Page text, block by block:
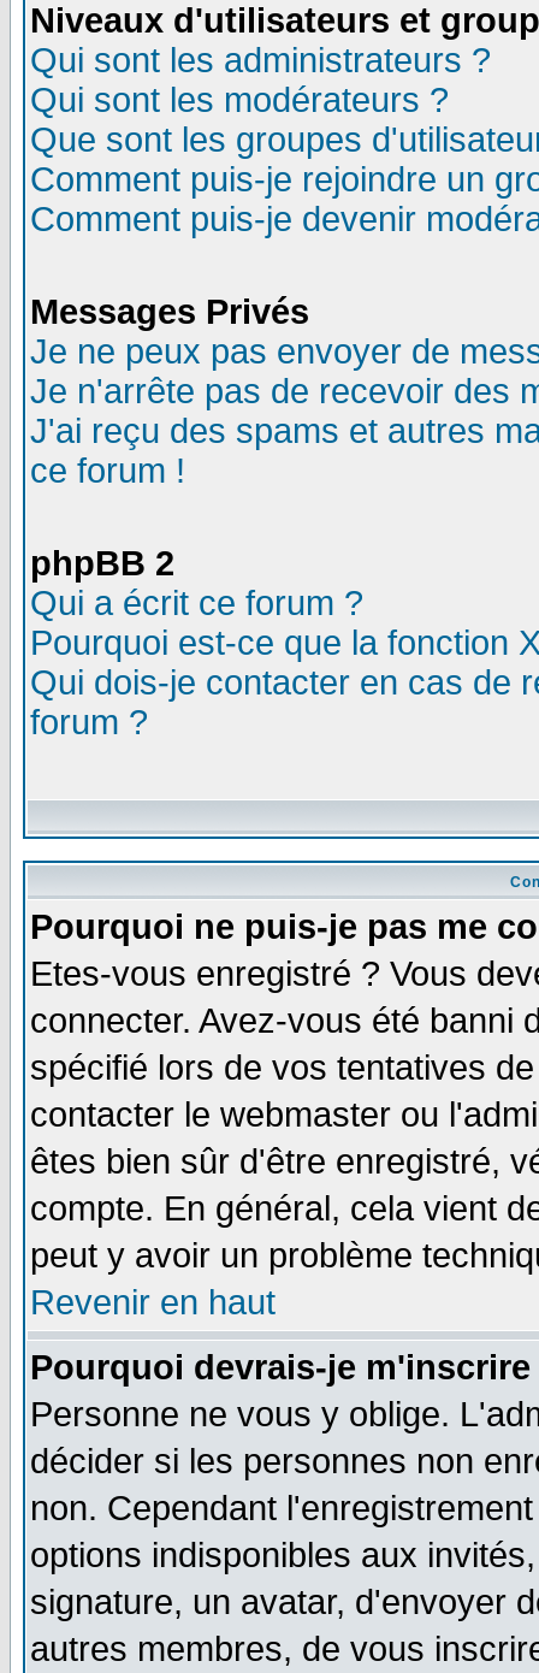
Niveaux d'utilisateurs et
Qui sont les administrateurs ?
Qui sont les modérateurs ?
Que sont les groupes
Comment puis-je rejoindre un
Comment puis-je devenir
Messages Privés
Je ne peux pas envoyer de
Je n'arrête pas de recevoir des
J'ai reçu des spams et autres
ce forum !
phpBB 2
Qui a écrit ce forum ?
Pourquoi est-ce que la fonction
Qui dois-je contacter en cas de
forum ?
Pourquoi ne puis-je pas me
Etes-vous enregistré ? Vous
connecter. Avez-vous été banni
spécifié lors de vos tentatives
contacter le webmaster ou
êtes bien sûr d'être enregistré,
compte. En général, cela vient
peut y avoir un problème
Revenir en haut
Pourquoi devrais-je
Personne ne vous y oblige.
décider si les personnes non
non. Cependant
options indisponibles aux
signature, un avatar, d'envoyer
autres membres, de vous